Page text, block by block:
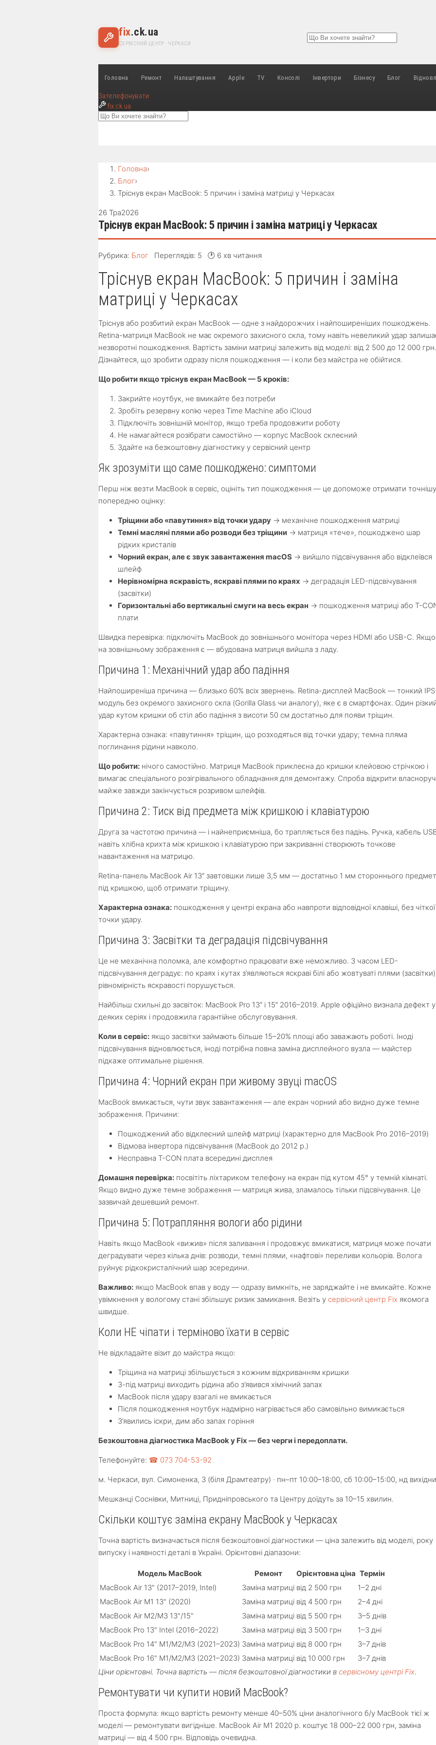
fix.ck.ua
СЕРВІСНИЙ ЦЕНТР · ЧЕРКАСИ
Головна Ремонт Налаштування Apple TV Консолі Інвертори Бізнесу Блог
Зателефонувати
fix.ck.ua
Головна›
Блог›
Тріснув екран MacBook: 5 причин і заміна матриці у Черкасах
26 Тра2026
Тріснув екран MacBook: 5 причин і заміна матриці у Черкасах
Рубрика: Блог Переглядів: 5 🕐 6 хв читання
Тріснув екран MacBook: 5 причин і заміна
матриці у Черкасах
Тріснув або розбитий екран MacBook — одне з найдорожчих і найпоширеніших пошкоджень.
Retina-матриця MacBook не має окремого захисного скла, тому навіть невеликий удар
незворотні пошкодження. Вартість заміни матриці залежить від моделі: від 2 500 до 12 000 грн.
Дізнайтеся, що зробити одразу після пошкодження — і коли без майстра не обійтися.
Що робити якщо тріснув екран MacBook — 5 кроків:
Закрийте ноутбук, не вмикайте без потреби
Зробіть резервну копію через Time Machine або iCloud
Підключіть зовнішній монітор, якщо треба продовжити роботу
Не намагайтеся розібрати самостійно — корпус MacBook склеєний
Здайте на безкоштовну діагностику у сервісний центр
Як зрозуміти що саме пошкоджено: симптоми
Перш ніж везти MacBook в сервіс, оцініть тип пошкодження — це допоможе отримати точнішу
попередню оцінку:
Тріщини або «павутиння» від точки удару → механічне пошкодження матриці
Темні масляні плями або розводи без тріщини → матриця «тече», пошкоджено шар
рідких кристалів
Чорний екран, але є звук завантаження macOS → вийшло підсвічування або відклеївся
шлейф
Нерівномірна яскравість, яскраві плями по краях → деградація LED-підсвічування
(засвітки)
Горизонтальні або вертикальні смуги на весь екран → пошкодження матриці або T-
плати
Швидка перевірка: підключіть MacBook до зовнішнього монітора через HDMI або USB-C. Якщо
на зовнішньому зображення є — вбудована матриця вийшла з ладу.
Причина 1: Механічний удар або падіння
Найпоширеніша причина — близько 60% всіх звернень. Retina-дисплей MacBook — тонкий
модуль без окремого захисного скла (Gorilla Glass чи аналогу), яке є в смартфонах. Один
удар кутом кришки об стіл або падіння з висоти 50 см достатньо для появи тріщин.
Характерна ознака: «павутиння» тріщин, що розходяться від точки удару; темна пляма
поглинання рідини навколо.
Що робити: нічого самостійно. Матриця MacBook приклеєна до кришки клейовою стрічкою і
вимагає спеціального розігрівального обладнання для демонтажу. Спроба відкрити власноруч
майже завжди закінчується розривом шлейфів.
Причина 2: Тиск від предмета між кришкою і клавіатурою
Друга за частотою причина — і найнеприємніша, бо трапляється без падінь. Ручка, кабель
навіть хлібна крихта між кришкою і клавіатурою при закриванні створюють точкове
навантаження на матрицю.
Retina-панель MacBook Air 13″ завтовшки лише 3,5 мм — достатньо 1 мм стороннього
під кришкою, щоб отримати тріщину.
Характерна ознака: пошкодження у центрі екрана або навпроти відповідної клавіші, без чіткої
точки удару.
Причина 3: Засвітки та деградація підсвічування
Це не механічна поломка, але комфортно працювати вже неможливо. З часом LED-
підсвічування деградує: по краях і кутах з’являються яскраві білі або жовтуваті плями
рівномірність яскравості порушується.
Найбільш схильні до засвіток: MacBook Pro 13″ і 15″ 2016–2019. Apple офіційно визнала дефект у
деяких серіях і продовжила гарантійне обслуговування.
Коли в сервіс: якщо засвітки займають більше 15–20% площі або заважають роботі. Іноді
підсвічування відновлюється, іноді потрібна повна заміна дисплейного вузла — майстер
підкаже оптимальне рішення.
Причина 4: Чорний екран при живому звуці macOS
MacBook вмикається, чути звук завантаження — але екран чорний або видно дуже темне
зображення. Причини:
Пошкоджений або відклеєний шлейф матриці (характерно для MacBook Pro 2016–2019)
Відмова інвертора підсвічування (MacBook до 2012 р.)
Несправна T-CON плата всередині дисплея
Домашня перевірка: посвітіть ліхтариком телефону на екран під кутом 45° у темній кімнаті.
Якщо видно дуже темне зображення — матриця жива, зламалось тільки підсвічування. Це
зазвичай дешевший ремонт.
Причина 5: Потрапляння вологи або рідини
Навіть якщо MacBook «вижив» після заливання і продовжує вмикатися, матриця може почати
деградувати через кілька днів: розводи, темні плями, «нафтові» переливи кольорів. Волога
руйнує рідкокристалічний шар зсередини.
Важливо: якщо MacBook впав у воду — одразу вимкніть, не заряджайте і не вмикайте. Кожне
увімкнення у вологому стані збільшує ризик замикання. Везіть у сервісний центр Fix якомога
швидше.
Коли НЕ чіпати і терміново їхати в сервіс
Не відкладайте візит до майстра якщо:
Тріщина на матриці збільшується з кожним відкриванням кришки
З-під матриці виходить рідина або з’явився хімічний запах
MacBook після удару взагалі не вмикається
Після пошкодження ноутбук надмірно нагрівається або самовільно вимикається
З’явились іскри, дим або запах горіння
Безкоштовна діагностика MacBook у Fix — без черги і передоплати.
Телефонуйте: ☎ 073 704-53-92
м. Черкаси, вул. Симоненка, 3 (біля Драмтеатру) · пн–пт 10:00–18:00, сб 10:00–15:00, нд
Мешканці Соснівки, Митниці, Придніпровського та Центру доїдуть за 10–15 хвилин.
Скільки коштує заміна екрану MacBook у Черкасах
Точна вартість визначається після безкоштовної діагностики — ціна залежить від моделі, року
випуску і наявності деталі в Україні. Орієнтовні діапазони:
Модель MacBook Ремонт Орієнтовна ціна Термін
MacBook Air 13" (2017–2019, Intel)
Заміна матриці від 2 500 грн
1–2 дні
MacBook Air M1 13" (2020)
Заміна матриці від 4 500 грн
2–4 дні
MacBook Air M2/M3 13"/15"
Заміна матриці від 5 500 грн
3–5 днів
MacBook Pro 13" Intel (2016–2022)
Заміна матриці від 3 500 грн
1–3 дні
MacBook Pro 14" M1/M2/M3 (2021–2023) Заміна матриці від 8 000 грн
3–7 днів
MacBook Pro 16" M1/M2/M3 (2021–2023) Заміна матриці від 10 000 грн
3–7 днів
Ціни орієнтовні. Точна вартість — після безкоштовної діагностики в сервісному центрі Fix.
Ремонтувати чи купити новий MacBook?
Проста формула: якщо вартість ремонту менше 40–50% ціни аналогічного б/у MacBook тієї ж
моделі — ремонтувати вигідніше. MacBook Air M1 2020 р. коштує 18 000–22 000 грн, заміна
матриці — від 4 500 грн. Відповідь очевидна.